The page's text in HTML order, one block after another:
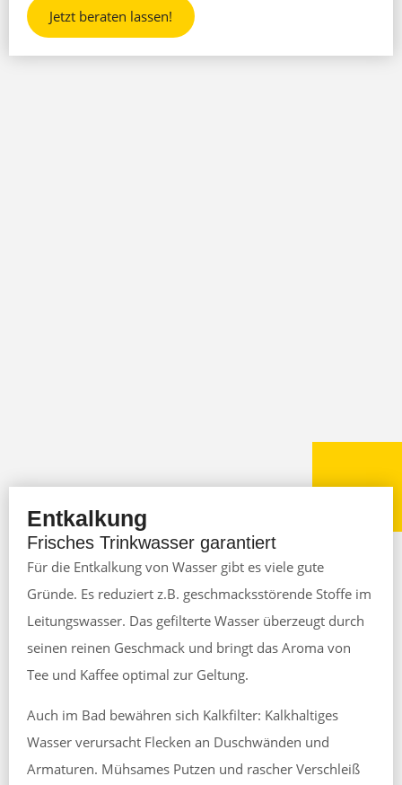
Jetzt beraten lassen!
Entkalkung
Frisches Trinkwasser garantiert
Für die Entkalkung von Wasser gibt es viele gute
Gründe. Es reduziert z.B. geschmacksstörende Stoffe im
Leitungswasser. Das gefilterte Wasser überzeugt durch
seinen reinen Geschmack und bringt das Aroma von
Tee und Kaffee optimal zur Geltung.
Auch im Bad bewähren sich Kalkfilter: Kalkhaltiges
Wasser verursacht Flecken an Duschwänden und
Armaturen. Mühsames Putzen und rascher Verschleiß